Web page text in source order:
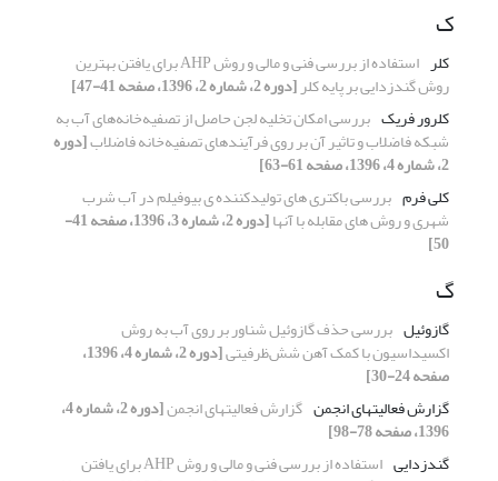
ک
کلر استفاده از بررسی فنی و مالی و روش AHP برای یافتن بهترین
روش گندزدایی بر پایه کلر[دوره 2، شماره 2، 1396، صفحه 41-47]
کلرور فریک بررسی امکان تخلیه لجن حاصل از تصفیه‌خانه‌های آب به
شبکه فاضلاب و تاثیر آن بر روی فرآیندهای تصفیه‌خانه فاضلاب[دوره
2، شماره 4، 1396، صفحه 61-63]
کلی فرم بررسی باکتری های تولیدکننده ی بیوفیلم در آب شرب
شهری و روش های مقابله با آنها [دوره 2، شماره 3، 1396، صفحه 41-
50]
گ
گازوئیل بررسی حذف گازوئیل شناور بر روی آب به روش
اکسیداسیون با کمک آهن شش‌ظرفیتی [دوره 2، شماره 4، 1396،
صفحه 24-30]
گزارش فعالیتهای انجمن گزارش فعالیتهای انجمن [دوره 2، شماره 4،
1396، صفحه 78-98]
گندزدایی
استفاده از بررسی فنی و مالی و روش AHP برای یافتن